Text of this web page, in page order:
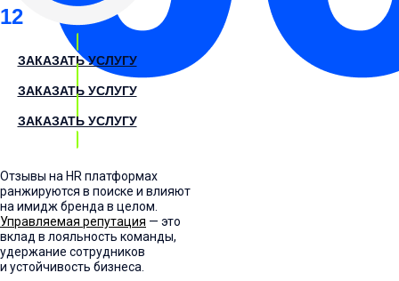
Отзывы на HR платформах
ранжируются в поиске и влияют
на имидж бренда в целом.
Управляемая репутация — это
вклад в лояльность команды,
удержание сотрудников
и устойчивость бизнеса.
12
ЗАКАЗАТЬ УСЛУГУ
ЗАКАЗАТЬ УСЛУГУ
ЗАКАЗАТЬ УСЛУГУ